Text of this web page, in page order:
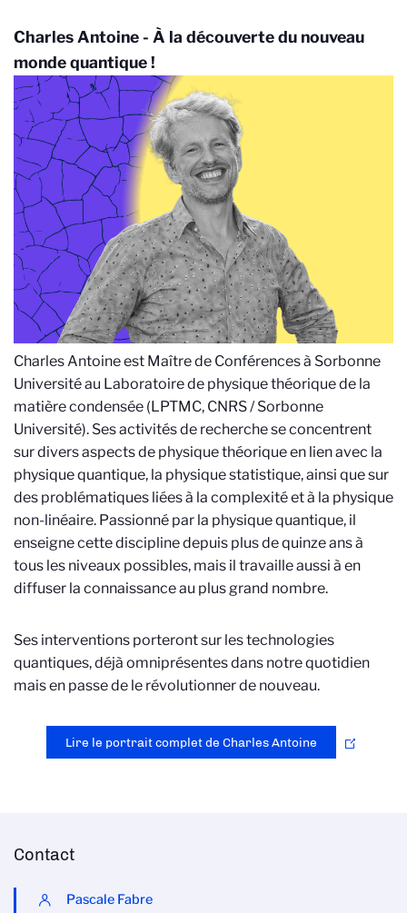
Charles Antoine - À la découverte du nouveau
monde quantique !
Charles Antoine est Maître de Conférences à Sorbonne
Université au Laboratoire de physique théorique de la
matière condensée (LPTMC, CNRS / Sorbonne
Université). Ses activités de recherche se concentrent
sur divers aspects de physique théorique en lien avec la
physique quantique, la physique statistique, ainsi que sur
des problématiques liées à la complexité et à la physique
non-linéaire. Passionné par la physique quantique, il
enseigne cette discipline depuis plus de quinze ans à
tous les niveaux possibles, mais il travaille aussi à en
diffuser la connaissance au plus grand nombre.
Ses interventions porteront sur les technologies
quantiques, déjà omniprésentes dans notre quotidien
mais en passe de le révolutionner de nouveau.
Lire le portrait complet de Charles Antoine
Contact
Pascale Fabre